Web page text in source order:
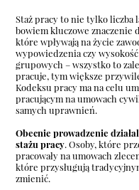
Staż pracy to nie tylko liczba
bowiem kluczowe
które wpływają na życie
wypowiedzenia czy
grupowych – wszystko to
pracuje, tym większe
Kodeksu pracy ma na celu
pracującym na umowach
samych uprawnień.
Obecnie prowadzenie
stażu pracy. Osoby, które
pracowały na umowach
które przysługują
zmienić.